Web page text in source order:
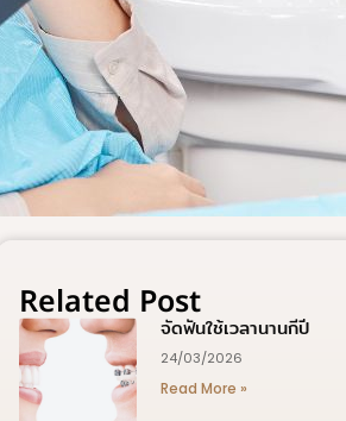
Related Post
จัดฟันใช้เวลานานกี่ปี
24/03/2026
Read More »